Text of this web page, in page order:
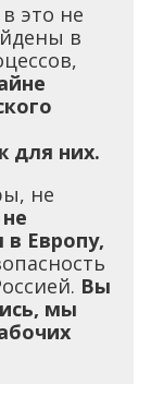
это не
в
для них.
не
в Европу,
Вы
мы